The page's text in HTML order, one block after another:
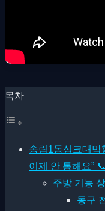
목차
송림1동싱크대막
이제 안 통해요” 📞
주방 기능
동구